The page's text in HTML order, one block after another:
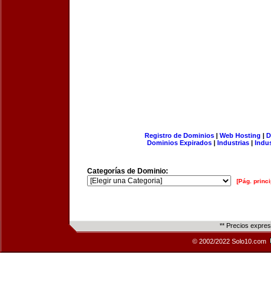
Registro de Dominios| Web Hosting |
Dominios Expirados | Industrias |
Categorías de Dominio:
[Pág.
** Precios
© 2002/2022 Solo10.com